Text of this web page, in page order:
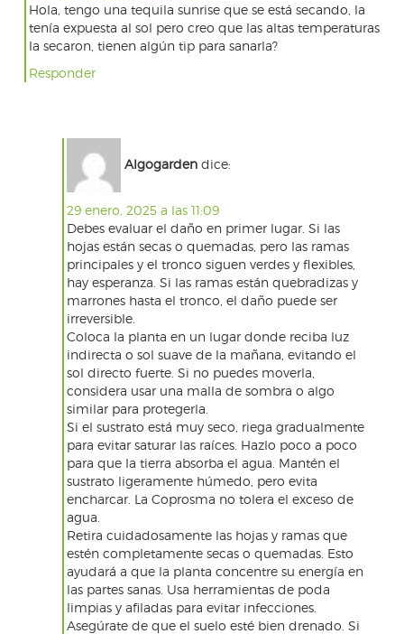
Hola, tengo una tequila sunrise que se está secando, la
tenía expuesta al sol pero creo que las altas temperaturas
la secaron, tienen algún tip para sanarla?
Responder
Algogarden dice:
29 enero, 2025 a las 11:09
Debes evaluar el daño en primer lugar. Si las
hojas están secas o quemadas, pero las ramas
principales y el tronco siguen verdes y flexibles,
hay esperanza. Si las ramas están quebradizas y
marrones hasta el tronco, el daño puede ser
irreversible.
Coloca la planta en un lugar donde reciba luz
indirecta o sol suave de la mañana, evitando el
sol directo fuerte. Si no puedes moverla,
considera usar una malla de sombra o algo
similar para protegerla.
Si el sustrato está muy seco, riega gradualmente
para evitar saturar las raíces. Hazlo poco a poco
para que la tierra absorba el agua. Mantén el
sustrato ligeramente húmedo, pero evita
encharcar. La Coprosma no tolera el exceso de
agua.
Retira cuidadosamente las hojas y ramas que
estén completamente secas o quemadas. Esto
ayudará a que la planta concentre su energía en
las partes sanas. Usa herramientas de poda
limpias y afiladas para evitar infecciones.
Asegúrate de que el suelo esté bien drenado. Si